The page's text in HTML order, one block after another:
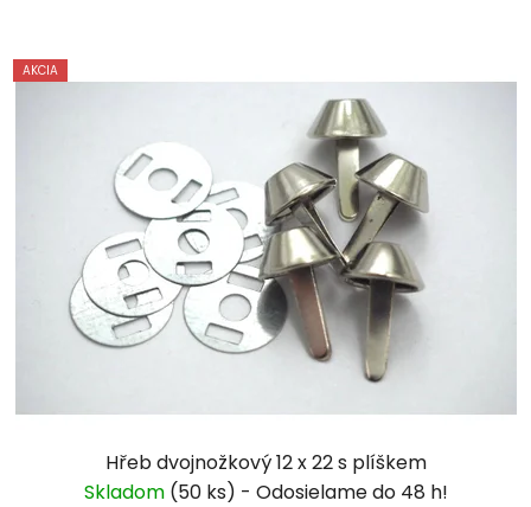
AKCIA
Hřeb dvojnožkový 12 x 22 s plíškem
Skladom (50 ks)